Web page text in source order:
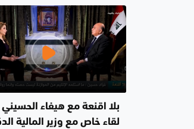
بلا اقنعة مع هيفاء
لقاء خاص مع وزير المالية